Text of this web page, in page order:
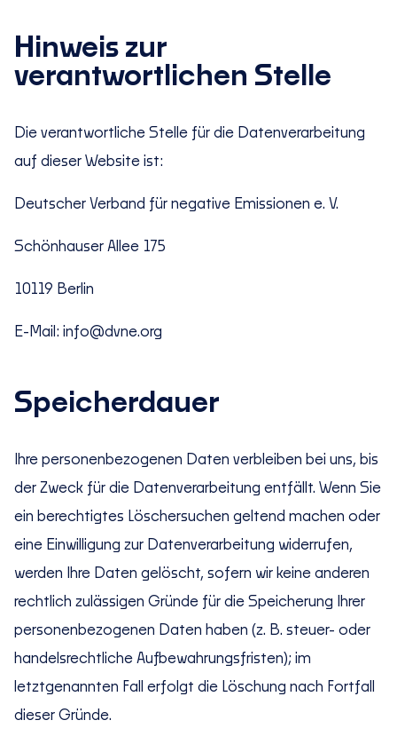
Hinweis zur
verantwortlichen Stelle
Die verantwortliche Stelle für die Datenverarbeitung
auf dieser Website ist:
Deutscher Verband für negative Emissionen e. V.
Schönhauser Allee 175
10119 Berlin
E-Mail: info@dvne.org
Speicherdauer
Ihre personenbezogenen Daten verbleiben bei uns, bis
der Zweck für die Datenverarbeitung entfällt. Wenn Sie
ein berechtigtes Löschersuchen geltend machen oder
eine Einwilligung zur Datenverarbeitung widerrufen,
werden Ihre Daten gelöscht, sofern wir keine anderen
rechtlich zulässigen Gründe für die Speicherung Ihrer
personenbezogenen Daten haben (z. B. steuer- oder
handelsrechtliche Aufbewahrungsfristen); im
letztgenannten Fall erfolgt die Löschung nach Fortfall
dieser Gründe.